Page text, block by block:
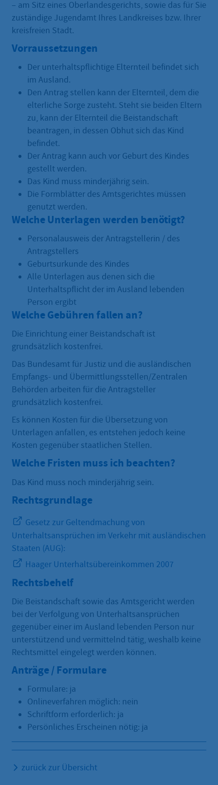
– am Sitz eines Oberlandesgerichts, sowie das für Sie
zuständige Jugendamt Ihres Landkreises bzw. Ihrer
kreisfreien Stadt.
Vorraussetzungen
Der unterhaltspflichtige Elternteil befindet sich
im Ausland.
Den Antrag stellen kann der Elternteil, dem die
elterliche Sorge zusteht. Steht sie beiden Eltern
zu, kann der Elternteil die Beistandschaft
beantragen, in dessen Obhut sich das Kind
befindet.
Der Antrag kann auch vor Geburt des Kindes
gestellt werden.
Das Kind muss minderjährig sein.
Die Formblätter des Amtsgerichtes müssen
genutzt werden.
Welche Unterlagen werden benötigt?
Personalausweis der Antragstellerin / des
Antragstellers
Geburtsurkunde des Kindes
Alle Unterlagen aus denen sich die
Unterhaltspflicht der im Ausland lebenden
Person ergibt
Welche Gebühren fallen an?
Die Einrichtung einer Beistandschaft ist
grundsätzlich kostenfrei.
Das Bundesamt für Justiz und die ausländischen
Empfangs- und Übermittlungsstellen/Zentralen
Behörden arbeiten für die Antragsteller
grundsätzlich kostenfrei.
Es können Kosten für die Übersetzung von
Unterlagen anfallen, es entstehen jedoch keine
Kosten gegenüber staatlichen Stellen.
Welche Fristen muss ich beachten?
Das Kind muss noch minderjährig sein.
Rechtsgrundlage
Gesetz zur Geltendmachung von
Unterhaltsansprüchen im Verkehr mit ausländischen
Staaten (AUG):
Haager Unterhaltsübereinkommen 2007
Rechtsbehelf
Die Beistandschaft sowie das Amtsgericht werden
bei der Verfolgung von Unterhaltsansprüchen
gegenüber einer im Ausland lebenden Person nur
unterstützend und vermittelnd tätig, weshalb keine
Rechtsmittel eingelegt werden können.
Anträge / Formulare
Formulare: ja
Onlineverfahren möglich: nein
Schriftform erforderlich: ja
Persönliches Erscheinen nötig: ja
zurück zur Übersicht